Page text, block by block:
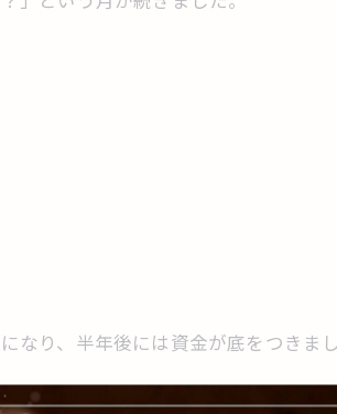
なり、半年後には資金が底をつきま